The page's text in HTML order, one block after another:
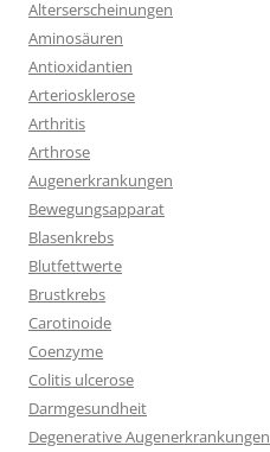
Alterserscheinungen
Aminosäuren
Antioxidantien
Arteriosklerose
Arthritis
Arthrose
Augenerkrankungen
Bewegungsapparat
Blasenkrebs
Blutfettwerte
Brustkrebs
Carotinoide
Coenzyme
Colitis ulcerose
Darmgesundheit
Degenerative Augenerkrankungen